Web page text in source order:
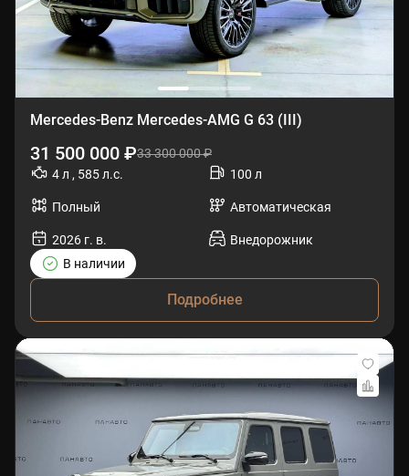
Mercedes-Benz Mercedes-AMG G 63 (III)
31 500 000 ₽33 300 000 ₽
4 л , 585 л.с.
100 л
Полный Автоматическая
2026 г. в.
Внедорожник
В наличии
Подробнее